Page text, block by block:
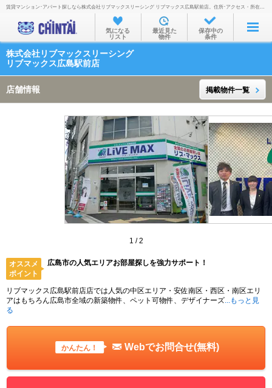
お部屋を探す
沿線・駅から
通勤通学時間から
物件特集から
不動産会社から
TOP
賃貸マンション･アパート探しなら株式会社リブマックスリーシング リブマックス広島駅前店。住所･アクセス・所在地・地図・営業時間・定休日・電話番号などを掲載。
気になる
リスト
最近見た
物件
保存中の
条件
株式会社リブマックスリーシング
リブマックス広島駅前店
店舗情報 掲載物件一覧
1 /2
オススメ
ポイント
広島市の人気エリアお部屋探しを強力サポート！
リブマックス広島駅前店店では人気の中区エリア・安佐南区・西区・南区エリ
アはもちろん広島市全域の新築物件、ペット可物件、デザイナーズ ...もっと見
る
かんたん！ Webでお問合せ(無料)